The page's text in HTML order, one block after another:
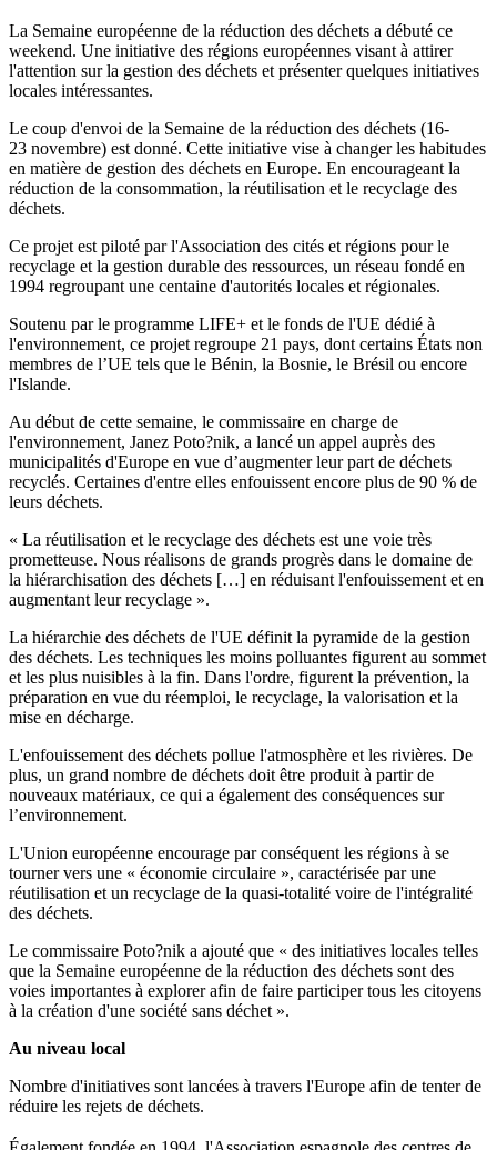
La Semaine européenne de la réduction des déchets a débuté ce
weekend. Une initiative des régions européennes visant à attirer
l'attention sur la gestion des déchets et présenter quelques initiatives
locales intéressantes.
Le coup d'envoi de la Semaine de la réduction des déchets (16-
23 novembre) est donné. Cette initiative vise à changer les habitudes
en matière de gestion des déchets en Europe. En encourageant la
réduction de la consommation, la réutilisation et le recyclage des
déchets.
Ce projet est piloté par l'Association des cités et régions pour le
recyclage et la gestion durable des ressources, un réseau fondé en
1994 regroupant une centaine d'autorités locales et régionales.
Soutenu par le programme LIFE+ et le fonds de l'UE dédié à
l'environnement, ce projet regroupe 21 pays, dont certains États non
membres de l’UE tels que le Bénin, la Bosnie, le Brésil ou encore
l'Islande.
Au début de cette semaine, le commissaire en charge de
l'environnement, Janez Poto?nik, a lancé un appel auprès des
municipalités d'Europe en vue d’augmenter leur part de déchets
recyclés. Certaines d'entre elles enfouissent encore plus de 90 % de
leurs déchets.
« La réutilisation et le recyclage des déchets est une voie très
prometteuse. Nous réalisons de grands progrès dans le domaine de
la hiérarchisation des déchets […] en réduisant l'enfouissement et en
augmentant leur recyclage ».
La hiérarchie des déchets de l'UE définit la pyramide de la gestion
des déchets. Les techniques les moins polluantes figurent au sommet
et les plus nuisibles à la fin. Dans l'ordre, figurent la prévention, la
préparation en vue du réemploi, le recyclage, la valorisation et la
mise en décharge.
L'enfouissement des déchets pollue l'atmosphère et les rivières. De
plus, un grand nombre de déchets doit être produit à partir de
nouveaux matériaux, ce qui a également des conséquences sur
l’environnement.
L'Union européenne encourage par conséquent les régions à se
tourner vers une « économie circulaire », caractérisée par une
réutilisation et un recyclage de la quasi-totalité voire de l'intégralité
des déchets.
Le commissaire Poto?nik a ajouté que « des initiatives locales telles
que la Semaine européenne de la réduction des déchets sont des
voies importantes à explorer afin de faire participer tous les citoyens
à la création d'une société sans déchet ».
Au niveau local
Nombre d'initiatives sont lancées à travers l'Europe afin de tenter de
réduire les rejets de déchets.